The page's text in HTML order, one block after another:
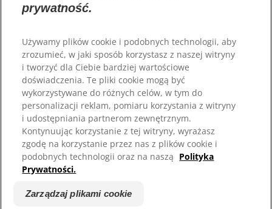
© 2025 Hill's Pet Nutrition, Inc.
All rights reserved.
As used herein, denotes registered trademark status
in the U.S. only; registration status in other
geographies may be different. Your use of this site is
subject to our terms.
Regulamin
Regulamin i polityka
Zaangażowanie prawne
prywatność.
Używamy plików cookie i podobnych technologii, aby
zrozumieć, w jaki sposób korzystasz z naszej witryny
i tworzyć dla Ciebie bardziej wartościowe
doświadczenia. Te pliki cookie mogą być
wykorzystywane do różnych celów, w tym do
personalizacji reklam, pomiaru korzystania z witryny
i udostępniania partnerom zewnętrznym.
Kontynuując korzystanie z tej witryny, wyrażasz
zgodę na korzystanie przez nas z plików cookie i
podobnych technologii oraz na naszą Polityka
Prywatności.
Zarządzaj plikami cookie